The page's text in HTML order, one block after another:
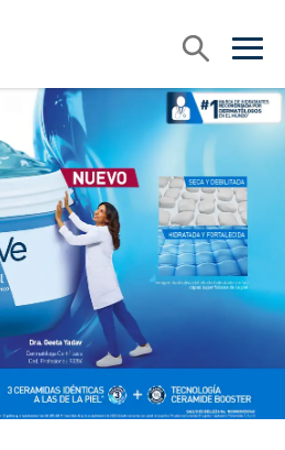
open
open